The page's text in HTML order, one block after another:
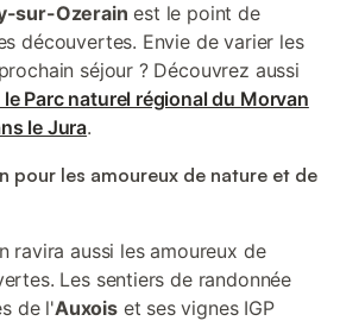
sur-Ozerain est le point de
découvertes. Envie de varier les
séjour ? Découvrez aussi
Parc naturel régional du Morvan
le Jura.
pour les amoureux de nature et de
ravira aussi les amoureux de
Les sentiers de randonnée
de l'Auxoiset ses vignes IGP